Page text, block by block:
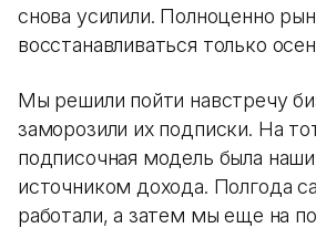
снова усилили. Полноценно
восстанавливаться только
Мы решили пойти навстречу
заморозили их подписки. На
подписочная модель была
источником дохода. Полгода
работали, а затем мы еще на